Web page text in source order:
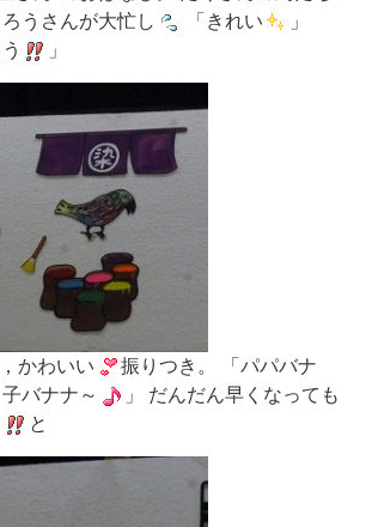
うさんが大忙し
「きれい
」
」
かわいい
振りつき。 「パパバナ
バナナ～
」 だんだん早くなっても
と